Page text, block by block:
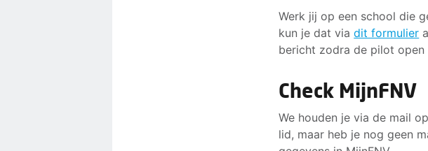
Werk jij op een school die
kun je dat viadit formulier
bericht zodra de pilot open
Check MijnFNV
We houden je via de mail
lid, maar heb je nog geen